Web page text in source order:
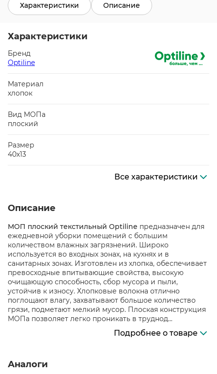
Характеристики Описание
Характеристики
Бренд
Optiline
Материал
хлопок
Вид МОПа
плоский
Размер
40х13
Все характеристики
Описание
МОП плоский текстильный Optiline предназначен для
ежедневной уборки помещений с большим
количеством влажных загрязнений. Широко
используется во входных зонах, на кухнях и в
санитарных зонах. Изготовлен из хлопка, обеспечивает
превосходные впитывающие свойства, высокую
очищающую способность, сбор мусора и пыли,
устойчив к износу. Хлопковые волокна отлично
поглощают влагу, захватывают большое количество
грязи, подметают мелкий мусор. Плоская конструкция
МОПа позволяет легко проникать в труднод...
Подробнее о товаре
Аналоги